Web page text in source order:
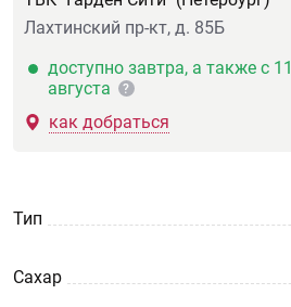
Лахтинский пр-кт, д. 85Б
доступно завтра, а также с 11
августа
?
как добраться
Тип
Сахар